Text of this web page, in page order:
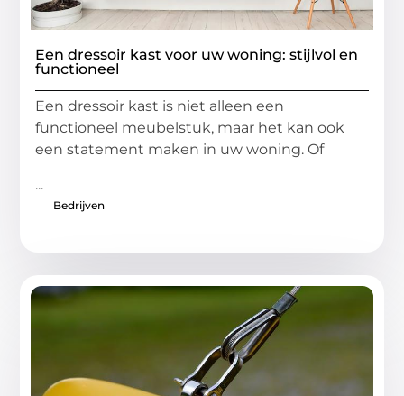
Een dressoir kast voor uw woning: stijlvol en
functioneel
Een dressoir kast is niet alleen een
functioneel meubelstuk, maar het kan ook
een statement maken in uw woning. Of
...
Bedrijven